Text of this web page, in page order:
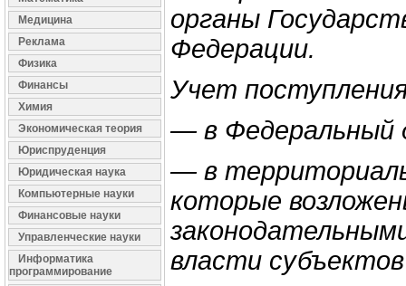
Медицина
Реклама
Физика
Финансы
Химия
Экономическая теория
Юриспруденция
Юридическая наука
Компьютерные науки
Финансовые науки
Управленческие науки
Информатика
программирование
органы
Федерации.
Учет
— в Федеральный
— в
которые
власти